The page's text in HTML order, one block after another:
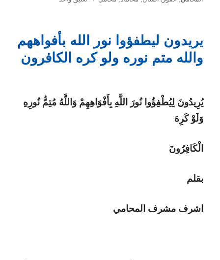
عن
المحاماة
ولكن
دفاعا
يريدون ليطفؤوا نور الله بأفواههم
والله متم نوره ولو كره الكافرون
يُرِيدُونَ لِيُطْفِؤُوا نُورَ اللَّهِ بِأَفْوَاهِهِمْ وَاللَّهُ مُتِمُّ نُورِهِ
وَلَوْ كَرِهَ
الْكَافِرُونَ
بقلم
اشرف مشرف المحامي